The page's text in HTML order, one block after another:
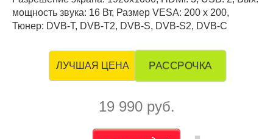
мощность звука: 16 Вт, Размер VESA: 200 x 200,
Тюнер: DVB-T, DVB-T2, DVB-S, DVB-S2, DVB-C
ЛУЧШАЯ ЦЕНА РАССРОЧКА
19 990 руб.